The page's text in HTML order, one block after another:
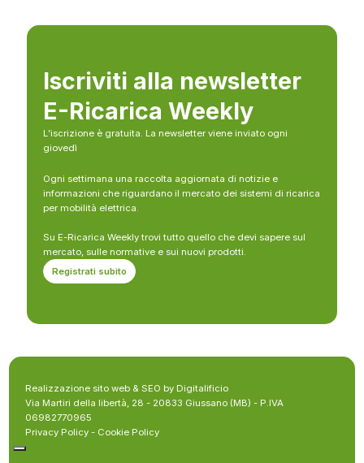
Iscriviti alla newsletter
E-Ricarica Weekly
L’iscrizione è gratuita. La newsletter viene inviato ogni
giovedì
Ogni settimana una raccolta aggiornata di notizie e
informazioni che riguardano il mercato dei sistemi di ricarica
per mobilità elettrica.
Su E-Ricarica Weekly trovi tutto quello che devi sapere sul
mercato, sulle normative e sui nuovi prodotti.
Registrati subito
Realizzazione sito web & SEO by Digitalificio
Via Martiri della libertà, 28 - 20833 Giussano (MB) - P.IVA
06982770965
Privacy Policy - Cookie Policy